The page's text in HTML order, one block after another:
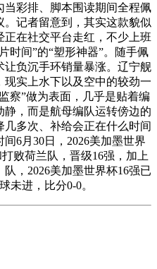
彩排、脚本围读期间全程佩
记者留意到，其实这款貌似
在社交平台走红，不少上班
时间”的“塑形神器”。随手佩
负沉手环销量暴涨。辽宁舰
实上水下以及空中的较劲一
察”做为表面，几乎是贴着编
，而是航母编队运转傍边的
多次、补给会正在什么时间
6月30日，2026美加墨世界
败荷兰队，晋级16强，加上
，2026美加墨世界杯16强已
未进，比分0-0。